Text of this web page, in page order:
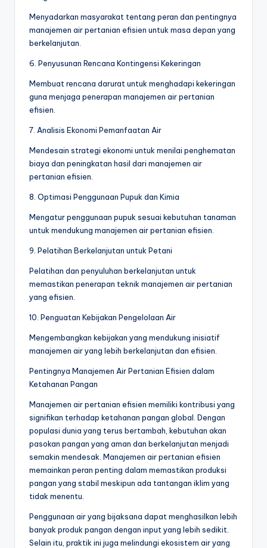
Menyadarkan masyarakat tentang peran dan pentingnya
manajemen air pertanian efisien untuk masa depan yang
berkelanjutan.
6. Penyusunan Rencana Kontingensi Kekeringan
Membuat rencana darurat untuk menghadapi kekeringan
guna menjaga penerapan manajemen air pertanian
efisien.
7. Analisis Ekonomi Pemanfaatan Air
Mendesain strategi ekonomi untuk menilai penghematan
biaya dan peningkatan hasil dari manajemen air
pertanian efisien.
8. Optimasi Penggunaan Pupuk dan Kimia
Mengatur penggunaan pupuk sesuai kebutuhan tanaman
untuk mendukung manajemen air pertanian efisien.
9. Pelatihan Berkelanjutan untuk Petani
Pelatihan dan penyuluhan berkelanjutan untuk
memastikan penerapan teknik manajemen air pertanian
yang efisien.
10. Penguatan Kebijakan Pengelolaan Air
Mengembangkan kebijakan yang mendukung inisiatif
manajemen air yang lebih berkelanjutan dan efisien.
Pentingnya Manajemen Air Pertanian Efisien dalam
Ketahanan Pangan
Manajemen air pertanian efisien memiliki kontribusi yang
signifikan terhadap ketahanan pangan global. Dengan
populasi dunia yang terus bertambah, kebutuhan akan
pasokan pangan yang aman dan berkelanjutan menjadi
semakin mendesak. Manajemen air pertanian efisien
memainkan peran penting dalam memastikan produksi
pangan yang stabil meskipun ada tantangan iklim yang
tidak menentu.
Penggunaan air yang bijaksana dapat menghasilkan lebih
banyak produk pangan dengan input yang lebih sedikit.
Selain itu, praktik ini juga melindungi ekosistem air yang